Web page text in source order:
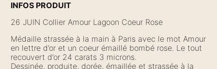
INFOS PRODUIT
26 JUIN Collier Amour Lagoon Coeur Rose
Médaille strassée à la main à Paris avec le mot Amour
en lettre d’or et un coeur émaillé bombé rose. Le tout
recouvert d’or 24 carats 3 microns.
Dessinée, produite, dorée, émaillée et strassée à la